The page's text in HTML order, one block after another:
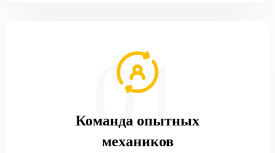
Команда опытных
механиков